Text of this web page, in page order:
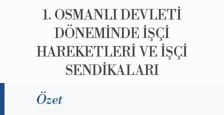
1. OSMANLI DEVLETİ
DÖNEMİNDE İŞÇİ
HAREKETLERİ VE İŞÇİ
SENDİKALARI
Özet